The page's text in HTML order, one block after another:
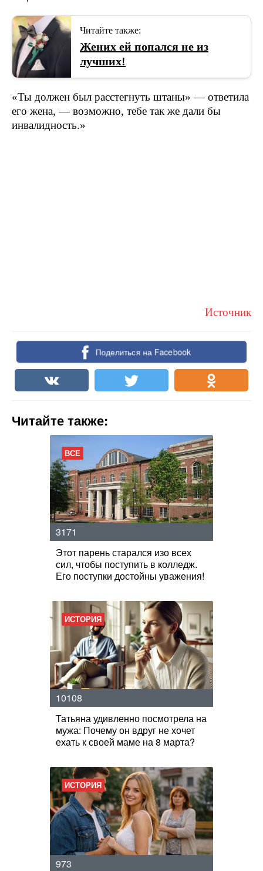
Читайте также:
Жених ей попался не из
лучших!
«Ты должен был расстегнуть штаны» — ответила
его жена, — возможно, тебе так же дали бы
инвалидность.»
Источник
Поделиться на Facebook
Читайте также:
ВСЕ
3171
Этот парень старался изо всех
сил, чтобы поступить в колледж.
Его поступки достойны уважения!
ИСТОРИЯ
10108
Татьяна удивленно посмотрела на
мужа: Почему он вдруг не хочет
ехать к своей маме на 8 марта?
ИСТОРИЯ
973